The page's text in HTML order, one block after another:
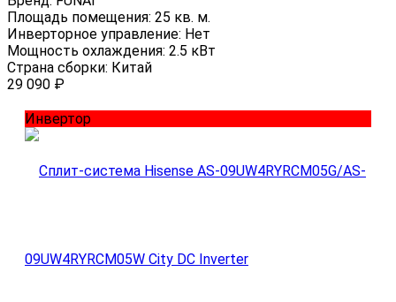
Площадь помещения: 25 кв. м.
Инверторное управление: Нет
Мощность охлаждения: 2.5 кВт
Страна сборки: Китай
29 090 ₽
Инвертор